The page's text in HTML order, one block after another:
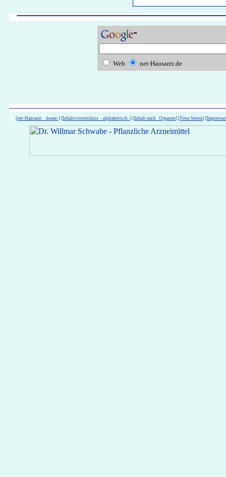
Web net-Hausarzt.de
[net-Hausarzt -home-] [Inhaltsverzeichnis - alphabetisch -] [Inhalt nach Organen] [Neue Seiten] [